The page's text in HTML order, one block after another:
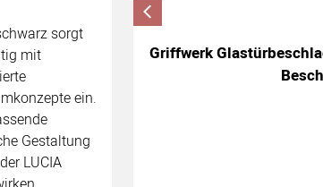
sorgt
mit
ein.
Gestaltung
LUCIA
Griffwerk